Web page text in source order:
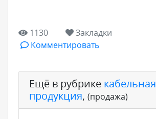
1130
Закладки
Комментировать
Ещё в рубрике кабельная
продукция, (продажа)